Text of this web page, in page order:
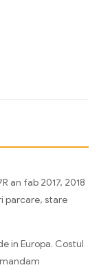
an fab 2017, 2018
parcare, stare
in Europa. Costul